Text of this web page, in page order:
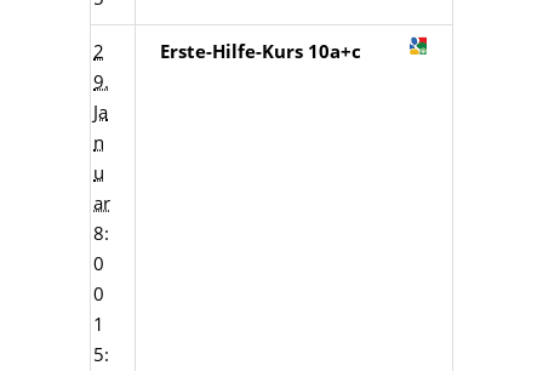
2
9.
Ja
n
u
ar
8:
0
0
1
5:
Erste-Hilfe-Kurs 10a+c